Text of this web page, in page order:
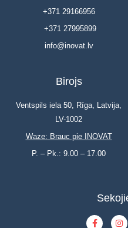
+371 29166956
+371 27995899
info@inovat.lv
Birojs
Ventspils iela 50, Rīga, Latvija,
LV-1002
Waze: Brauc pie INOVAT
P. – Pk.: 9.00 – 17.00